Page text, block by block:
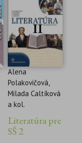
Alena
Polakovičová,
Milada Caltíková
a kol.
Literatúra pre
SŠ 2